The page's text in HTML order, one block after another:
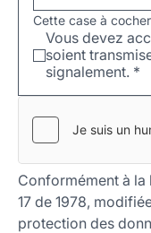
Cette case à
Vous devez
soient
signalement. *
Conformément à
17 de 1978,
protection des